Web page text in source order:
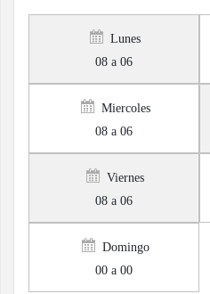
Lunes
08 a 06
Miercoles
08 a 06
Viernes
08 a 06
Domingo
00 a 00